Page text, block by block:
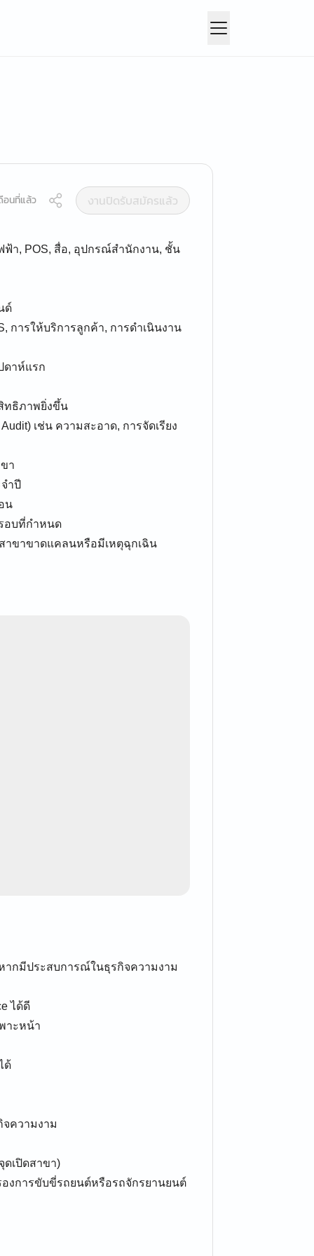
อนที่แล้ว งานปิดรับสมัครแล้ว
า, POS, สื่อ, อุปกรณ์สำนักงาน, ชั้น
ด์
การให้บริการลูกค้า, การดำเนินงาน
ดาห์แรก
ทธิภาพยิ่งขึ้น
เช่น ความสะอาด, การจัดเรียง
า
ำปี
น
อบที่กำหนด
ขาขาดแคลนหรือมีเหตุฉุกเฉิน
ากมีประสบการณ์ในธุรกิจความงาม
ได้ดี
าะหน้า
ด้
จความงาม
เปิดสาขา)
งการขับขี่รถยนต์หรือรถจักรยานยนต์